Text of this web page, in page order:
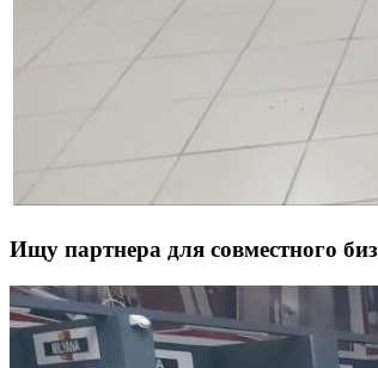
Ищу партнера для совместного